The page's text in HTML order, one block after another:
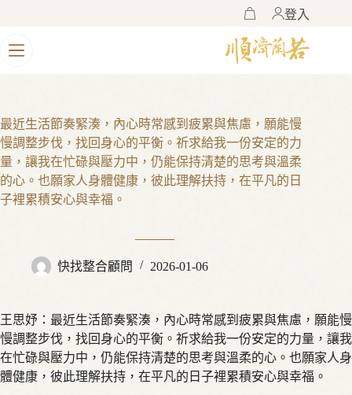
購
物
車
登入
最近生活節奏緊湊，內心時常感到疲累與焦慮，願能慢
慢調整步伐，找回身心的平衡。祈求給我一份安定的力
量，讓我在忙碌與壓力中，仍能保持清楚的思考與溫柔
的心。也願家人身體健康，彼此理解扶持，在平凡的日
子裡累積安心與幸福。
快找整合顧問 2026-01-06
王思妤：最近生活節奏緊湊，內心時常感到疲累與焦慮，願能慢
慢調整步伐，找回身心的平衡。祈求給我一份安定的力量，讓我
在忙碌與壓力中，仍能保持清楚的思考與溫柔的心。也願家人身
體健康，彼此理解扶持，在平凡的日子裡累積安心與幸福。